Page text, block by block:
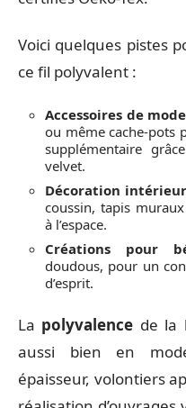
Voici quelques pistes
ce fil polyvalent :
Accessoires de mode
ou même cache-pots
supplémentaire
velvet.
Décoration
coussin, tapis
à l’espace.
Créations pour
doudous, pour un
d’esprit.
La polyvalence de la
aussi bien en
épaisseur, volontiers